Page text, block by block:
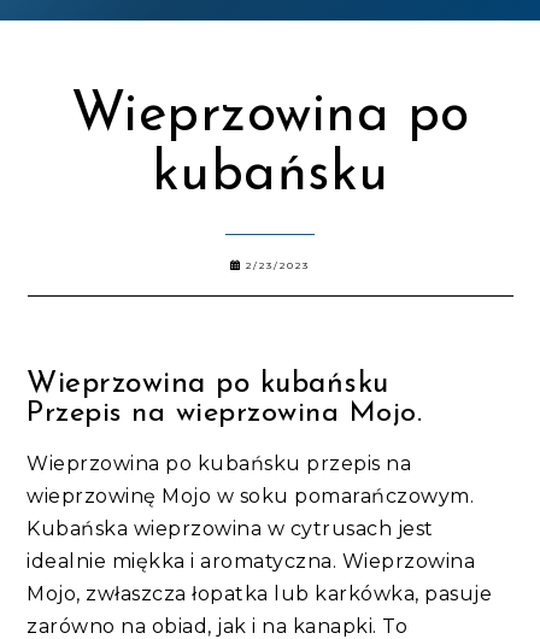
Wieprzowina po
kubańsku
2/23/2023
Wieprzowina po kubańsku
Przepis na wieprzowina Mojo.
Wieprzowina po kubańsku przepis na
wieprzowinę Mojo w soku pomarańczowym.
Kubańska wieprzowina w cytrusach jest
idealnie miękka i aromatyczna. Wieprzowina
Mojo, zwłaszcza łopatka lub karkówka, pasuje
zarówno na obiad, jak i na kanapki. To